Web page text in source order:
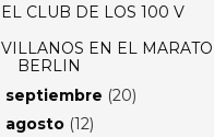
EL CLUB DE LOS 100 V
VILLANOS EN EL
BERLIN
septiembre (20)
agosto (12)